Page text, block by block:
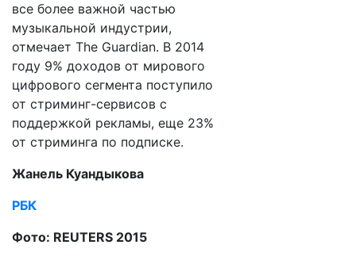
все более важной частью
музыкальной индустрии,
отмечает The Guardian. В 2014
году 9% доходов от мирового
цифрового сегмента поступило
от стриминг-сервисов с
поддержкой рекламы, еще 23%
от стриминга по подписке.
Жанель Куандыкова
РБК
Фото: REUTERS 2015